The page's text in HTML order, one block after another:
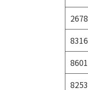
2678
8316
8601
8253